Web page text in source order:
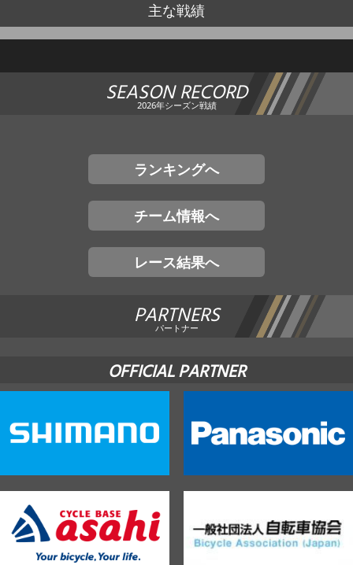
主な戦績
SEASON RECORD
2026年シーズン戦績
ランキングへ
チーム情報へ
レース結果へ
PARTNERS
パートナー
OFFICIAL PARTNER